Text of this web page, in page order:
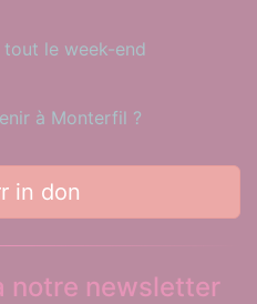
tout le week-end
à Monterfil ?
in don
notre newsletter